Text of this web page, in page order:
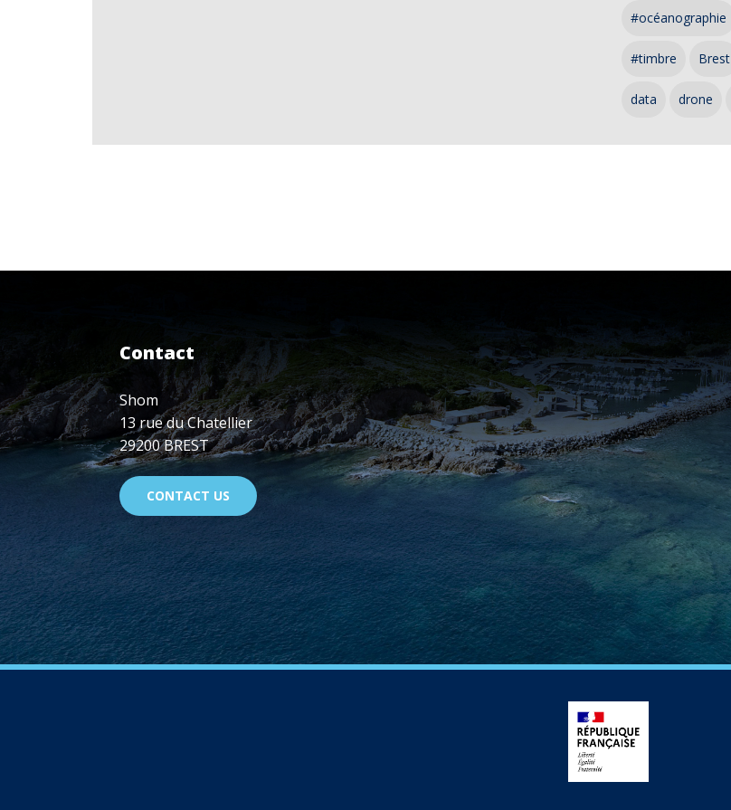
#océanographie
#timbre Brest
data drone
Contact
Shom
13 rue du Chatellier
29200 BREST
CONTACT US